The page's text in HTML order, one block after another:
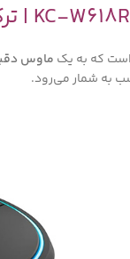
است که به یک ماوس
به شمار می‌رود.